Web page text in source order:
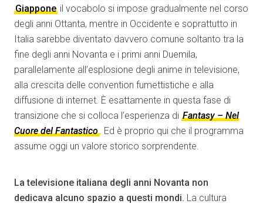
Giappone il vocabolo si impose gradualmente nel corso
degli anni Ottanta, mentre in Occidente e soprattutto in
Italia sarebbe diventato davvero comune soltanto tra la
fine degli anni Novanta e i primi anni Duemila,
parallelamente all’esplosione degli anime in televisione,
alla crescita delle convention fumettistiche e alla
diffusione di internet. È esattamente in questa fase di
transizione che si colloca l’esperienza di Fantasy – Nel
Cuore del Fantastico. Ed è proprio qui che il programma
assume oggi un valore storico sorprendente.
La televisione italiana degli anni Novanta non
dedicava alcuno spazio a questi mondi. La cultura